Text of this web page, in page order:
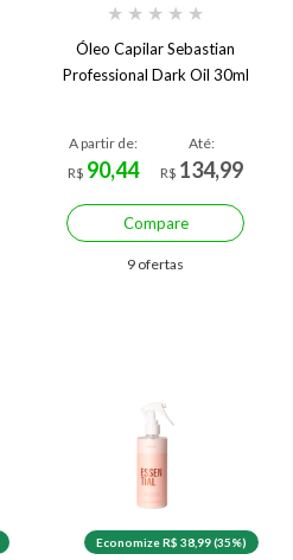
★ ★ ★ ★ ★
Óleo Capilar Sebastian
Professional Dark Oil 30ml
A partir de:
R$ 90,44
Até:
R$ 134,99
Compare
9 ofertas
Economize R$ 38,99 (35%)